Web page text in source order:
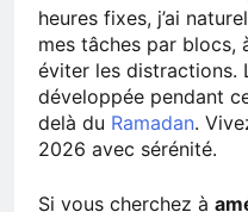
heures fixes, j’ai
mes tâches par blocs,
éviter les distractions.
développée pendant
delà du Ramadan.
2026 avec sérénité.
Si vous cherchez à